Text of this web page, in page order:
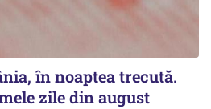
în noaptea trecută.
zile din august